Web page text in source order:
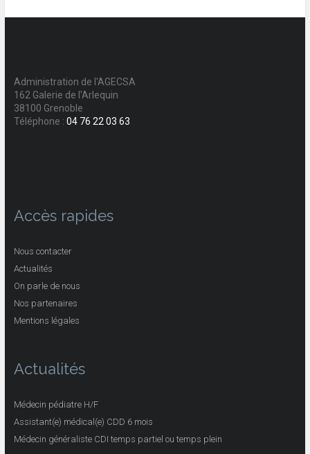
Administration de l'AGECSA
162 Galerie de l'Arlequin
38100 Grenoble
Téléphone : 04 76 22 03 63
Accès rapides
Nous contacter
Actualités
On parle de nous
Nos partenaires
Mentions légales
Actualités
Médecin pédiatre H/F
Assistant(e) médical(e) CDD 6 mois
Médecin généraliste CDI temps partiel ou temps plein